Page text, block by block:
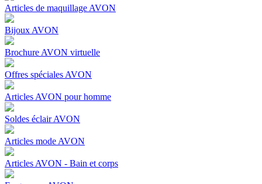
Articles de maquillage AVON
Bijoux AVON
Brochure AVON virtuelle
Offres spéciales AVON
Articles AVON pour homme
Soldes éclair AVON
Articles mode AVON
Articles AVON - Bain et corps